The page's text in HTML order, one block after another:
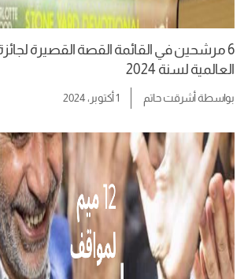
6 مرشحين في القائمة القصة القصيرة
العالمية لسنة 2024
بواسطةأشرقت حاتم 1 أكتوبر، 2024